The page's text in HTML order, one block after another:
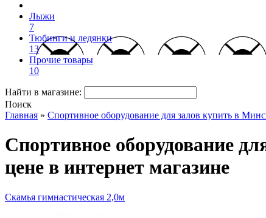
Лыжи
7
Тюбинги и ледянки
13
Прочие товары
10
Найти в магазине:
Поиск
Главная » Спортивное оборудование для залов купить в
Спортивное оборудование
цене в интернет магазине
Скамья гимнастическая 2,0м